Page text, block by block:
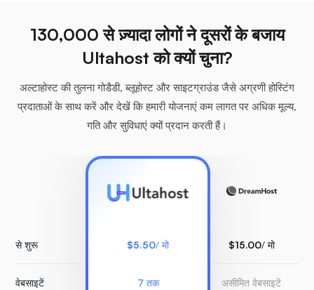
130,000 से ज़्यादा लोगों ने दूसरों के बजाय
Ultahost को क्यों चुना?
अल्टाहोस्ट की तुलना गोडैडी, ब्लूहोस्ट और साइटग्राउंड जैसे अग्रणी होस्टिंग
प्रदाताओं के साथ करें और देखें कि हमारी योजनाएं कम लागत पर अधिक मूल्य,
गति और सुविधाएं क्यों प्रदान करती हैं।
से शुरू
वेबसाइटें
$5.50/ मो
7 तक
$15.00/ मो
असीमित वेबसाइटें